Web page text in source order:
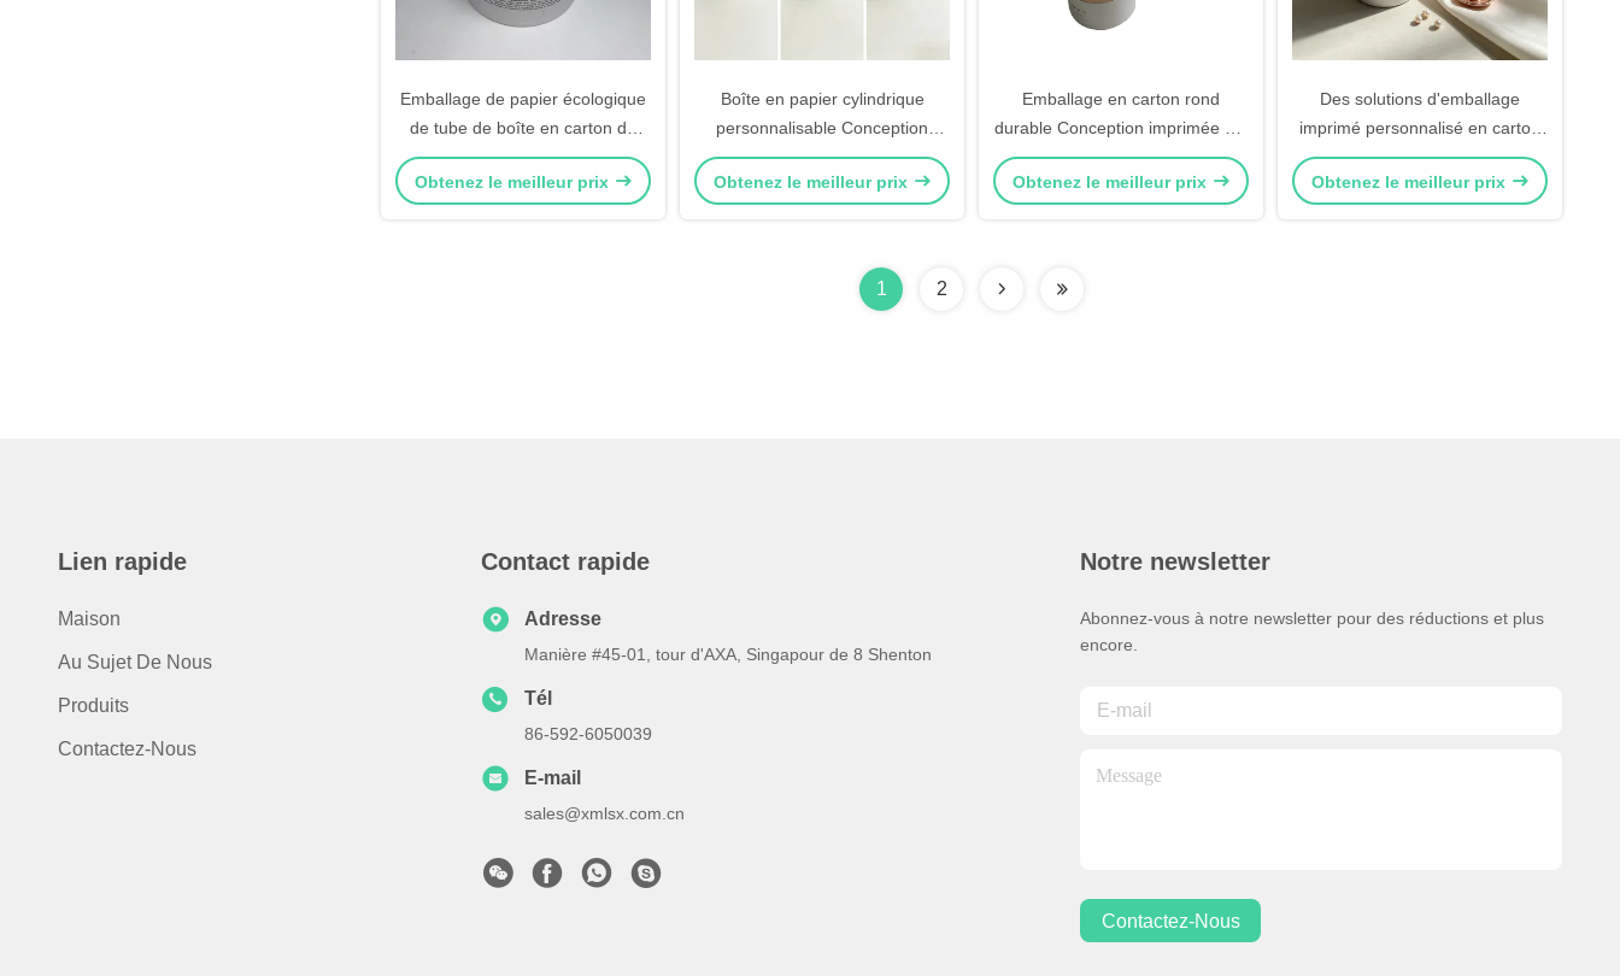
Emballage de papier écologique
de tube de boîte en carton de
cylindre de papier d'emballage
Obtenez le meilleur prix
Boîte en papier cylindrique
personnalisable Conception
élégante Convient pour les bijoux
Emballage Cosmétiques et
Obtenez le meilleur prix
Emballage en carton rond
durable Conception imprimée sur
mesure Matériaux écologiques
Parfaits pour l'expédition, le
Obtenez le meilleur prix
Des solutions d'emballage
imprimé personnalisé en carton
cylindrique écologique idéal pour
le stockage de cadeaux au détail
Obtenez le meilleur prix
1 2
Lien rapide
Maison
Au Sujet De Nous
Produits
Contactez-Nous
Contact rapide
Adresse
Manière #45-01, tour d'AXA, Singapour de 8 Shenton
Tél
86-592-6050039
E-mail
sales@xmlsx.com.cn
Notre newsletter
Abonnez-vous à notre newsletter pour des réductions et plus
encore.
Contactez-Nous